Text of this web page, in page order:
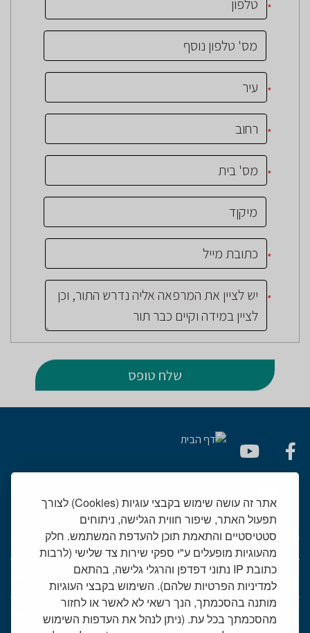
אתר זה עושה שימוש בקבצי עוגיות (Cookies) לצורך
תפעול האתר, שיפור חווית הגלישה, ניתוחים
סטטיסטיים והתאמת תוכן להעדפת המשתמש. חלק
מהעוגיות מופעלים ע"י ספקי שירות צד שלישי (לרבות
כתובת IP נתוני דפדפן והרגלי גלישה, בהתאם
למדיניות הפרטיות שלהם). השימוש בקבצי העוגיות
מותנה בהסכמתך, הנך רשאי לא לאשר או לחזור
מהסכמתך בכל עת. (ניתן לנהל את העדפות השימוש
*
*
*
*
*
*
יחידות רפואיות
אודות המרכז הרפואי שמיר
שמיר אישי - פורטל מטופלים